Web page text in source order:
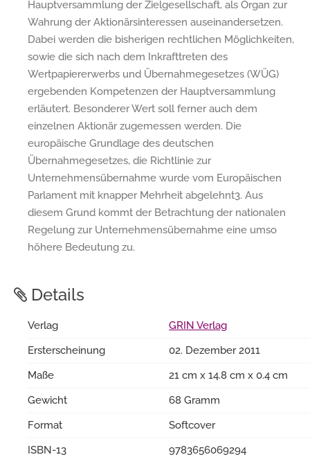
Hauptversammlung der Zielgesellschaft, als Organ zur
Wahrung der Aktionärsinteressen auseinandersetzen.
Dabei werden die bisherigen rechtlichen Möglichkeiten,
sowie die sich nach dem Inkrafttreten des
Wertpapiererwerbs und Übernahmegesetzes (WÜG)
ergebenden Kompetenzen der Hauptversammlung
erläutert. Besonderer Wert soll ferner auch dem
einzelnen Aktionär zugemessen werden. Die
europäische Grundlage des deutschen
Übernahmegesetzes, die Richtlinie zur
Unternehmensübernahme wurde vom Europäischen
Parlament mit knapper Mehrheit abgelehnt3. Aus
diesem Grund kommt der Betrachtung der nationalen
Regelung zur Unternehmensübernahme eine umso
höhere Bedeutung zu.
Details
Verlag
GRIN Verlag
Ersterscheinung
02. Dezember 2011
Maße
21 cm x 14.8 cm x 0.4 cm
Gewicht
68 Gramm
Format
Softcover
ISBN-13
9783656069294